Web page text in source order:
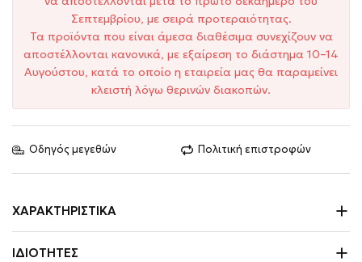
Σεπτεμβρίου, με σειρά προτεραιότητας.
Τα προϊόντα που είναι άμεσα διαθέσιμα συνεχίζουν να
αποστέλλονται κανονικά, με εξαίρεση το διάστημα 10–14
Αυγούστου, κατά το οποίο η εταιρεία μας θα παραμείνει
κλειστή λόγω θερινών διακοπών.
Οδηγός μεγεθών Πολιτική επιστροφών
ΧΑΡΑΚΤΗΡΙΣΤΙΚΆ
ΙΔΙΌΤΗΤΕΣ